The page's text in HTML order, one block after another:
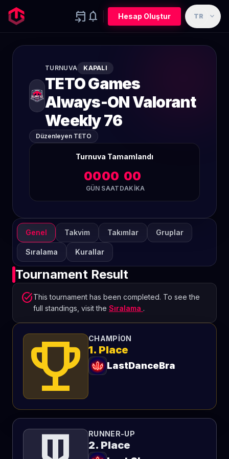
event_upcoming notifications Hesap Oluştur TR expand_more
TURNUVA KAPALI
TETO Games
Always-ON Valorant
Weekly 76
Düzenleyen TETO
Turnuva Tamamlandı
00
GÜN
00
SAAT
00
DAKIKA
Genel Takvim Takımlar Gruplar
Sıralama Kurallar
Tournament Result
task_altThis tournament has been completed. To see the
full standings, visit the Sıralama .
emoji_events CHAMPION
1. Place
LastDanceBra
RUNNER-UP
2. Place